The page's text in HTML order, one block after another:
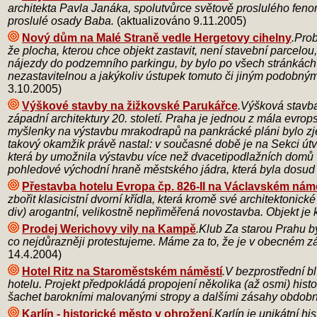
architekta Pavla Janáka, spolutvůrce světově proslulého
proslulé osady Baba. (aktualizováno 9.11.2005)
Nový dům na Malé Straně vedle Hergetovy cihelny
že plocha, kterou chce objekt zastavit, není stavební
nájezdy do podzemního parkingu, by bylo po všech
nezastavitelnou a jakýkoliv ústupek tomuto či jiným
3.10.2005)
Výškové stavby na žižkovské Parukářce.Výšková
západní architektury 20. století. Praha je jednou z mála
myšlenky na výstavbu mrakodrapů na pankrácké pláni bylo
takový okamžik právě nastal: v současné době je na Sekci
která by umožnila výstavbu více než dvacetipodlažních
pohledové východní hraně městského jádra, která byla
Přestavba hotelu Evropa čp. 826-II na Václavském
zbořit klasicistní dvorní křídla, která kromě své
div) arogantní, velikostně nepřiměřená novostavba. Objekt
Prodej Werichovy vily na Kampě.Klub Za starou Prahu
co nejdůrazněji protestujeme. Máme za to, že je v obecném
14.4.2004)
Hotel Ritz na Staroměstském náměstí.V bezprostřední
hotelu. Projekt předpokládá propojení několika (až osmi)
šachet barokními malovanými stropy a dalšími zásahy
Karlín - historické město v ohrožení.Karlín je unikátní